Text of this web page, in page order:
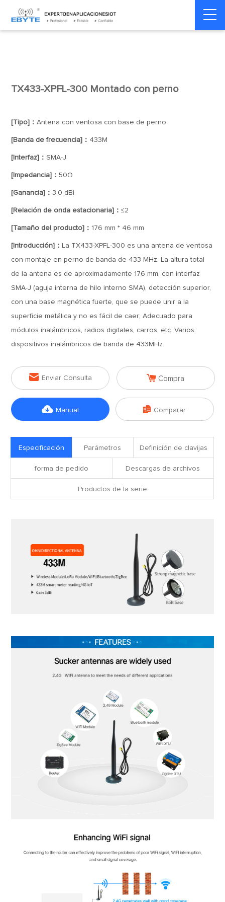
Home > Accesorios > Antena
TX433-XPFL-300 Montado con perno
[Tipo]：Antena con ventosa con base de perno
[Banda de frecuencia]： 433M
[Interfaz]：SMA-J
[Impedancia]：50Ω
[Ganancia]：3,0 dBi
[Relación de onda estacionaria]：≤2
[Tamaño del producto]： 176 mm * 46 mm
[Introducción]： La TX433-XPFL-300 es una antena de ventosa
con montaje en perno de banda de 433 MHz. La altura total
de la antena es de aproximadamente 176 mm, con interfaz
SMA-J (aguja interna de hilo interno SMA), detección superior,
con una base magnética fuerte, que se puede unir a la
superficie metálica y no es fácil de caer; Adecuado para
módulos inalámbricos, radios digitales, carros, etc. Varios
dispositivos inalámbricos de banda de 433MHz.
 Enviar Consulta  Compra
 Manual  Comparar
Especificación Parámetros Definición de clavijas
forma de pedido Descargas de archivos
Productos de la serie